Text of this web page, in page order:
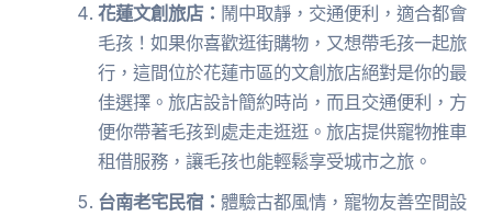
花蓮文創旅店： 鬧中取靜，交通便利，適合都會
毛孩！如果你喜歡逛街購物，又想帶毛孩一起旅
行，這間位於花蓮市區的文創旅店絕對是你的最
佳選擇。旅店設計簡約時尚，而且交通便利，方
便你帶著毛孩到處走走逛逛。旅店提供寵物推車
租借服務，讓毛孩也能輕鬆享受城市之旅。
台南老宅民宿： 體驗古都風情，寵物友善空間設